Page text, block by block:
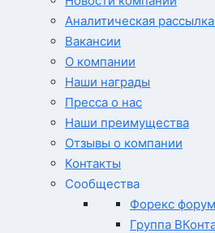
Аналитическая
Вакансии
О компании
Наши награды
Пресса о нас
Наши преимущества
Отзывы о компании
Контакты
Сообщества
Форекс форум
Группа